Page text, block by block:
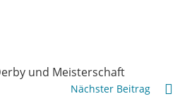
und Meisterschaft
Nächster Beitrag